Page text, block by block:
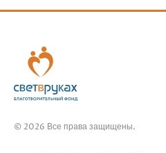
© 2026 Все права защищены.